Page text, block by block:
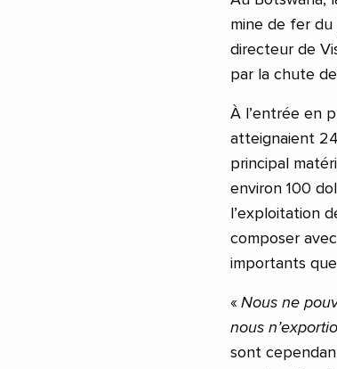
mine de fer du
directeur de
par la chute
À l’entrée en
atteignaient
principal
environ 100
l’exploitation
composer
importants
« Nous ne
nous
sont